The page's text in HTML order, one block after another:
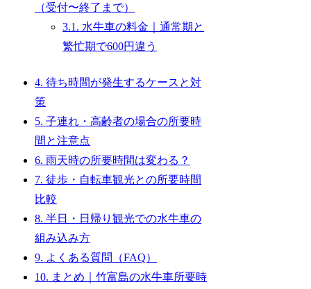
（受付〜終了まで）
3.1. 水牛車の料金｜通常期と
繁忙期で600円違う
4. 待ち時間が発生するケースと対
策
5. 子連れ・高齢者の場合の所要時
間と注意点
6. 雨天時の所要時間は変わる？
7. 徒歩・自転車観光との所要時間
比較
8. 半日・日帰り観光での水牛車の
組み込み方
9. よくある質問（FAQ）
10. まとめ｜竹富島の水牛車所要時